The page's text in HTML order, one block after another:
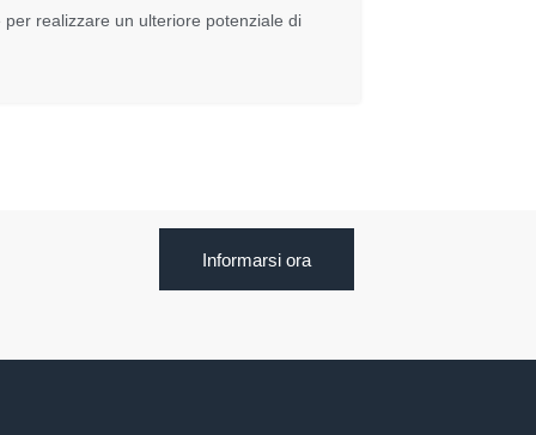
realizzare un ulteriore potenziale di
Informarsi ora